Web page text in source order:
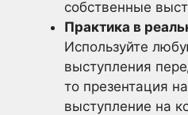
собственные
Практика в
Используйте
выступления
то презентация
выступление на